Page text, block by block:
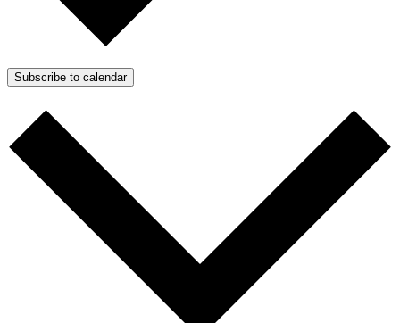
Subscribe to calendar